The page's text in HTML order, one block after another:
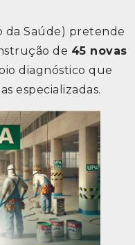
da Saúde) pretende
de 45 novas
diagnóstico que
especializadas.